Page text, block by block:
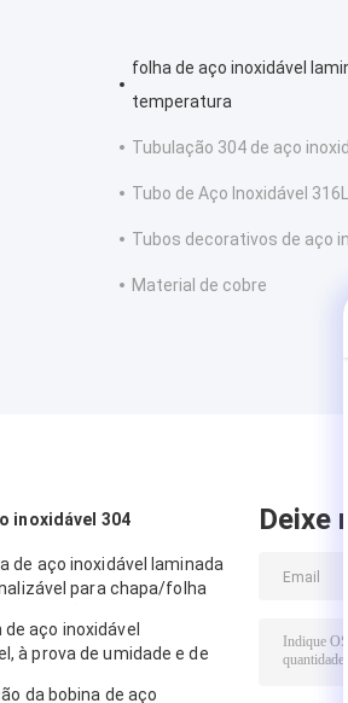
folha de aço inoxidável
temperatura
Tubulação 304 de aço
Tubo de Aço Inoxidável 316L
Tubos decorativos de aço
Material de cobre
inoxidável 304
de aço inoxidável laminada
para chapa/folha
e tamanhos
de aço inoxidável
à prova de umidade e de
da bobina de aço
Deixe